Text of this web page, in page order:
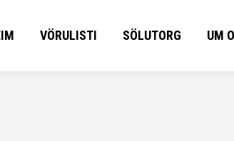
VÖRULISTI SÖLUTORG UM